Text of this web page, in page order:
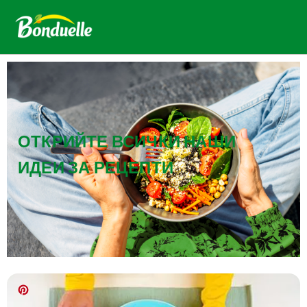
ОТКРИЙТЕ ВСИЧКИ НАШИ
ИДЕИ ЗА РЕЦЕПТИ